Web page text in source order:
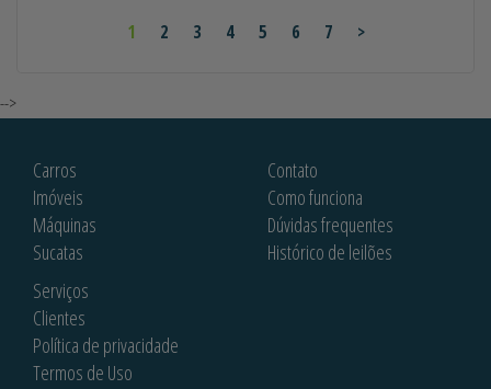
1 2 3 4 5 6 7 >
-->
Carros
Imóveis
Máquinas
Sucatas
Contato
Como funciona
Dúvidas frequentes
Histórico de leilões
Serviços
Clientes
Política de privacidade
Termos de Uso